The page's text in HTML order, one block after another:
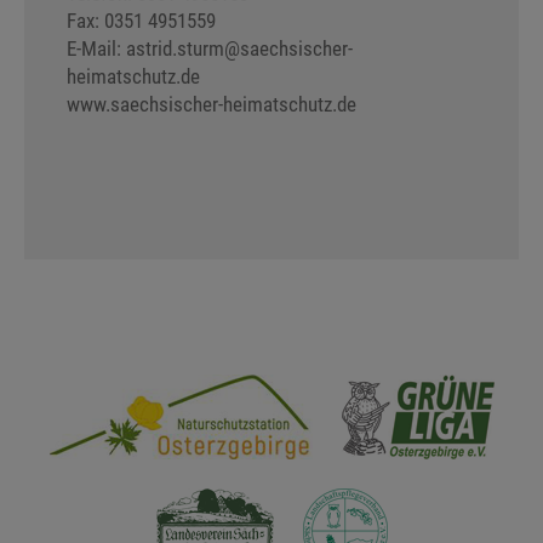
Fax: 0351 4951559
E-Mail: astrid.sturm@saechsischer-
heimatschutz.de
www.saechsischer-heimatschutz.de